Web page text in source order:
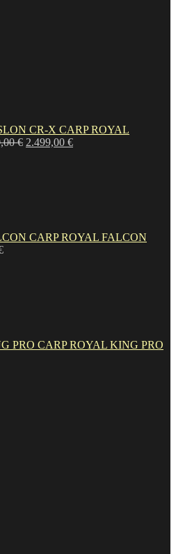
CARP ROYAL
€ Ursprünglicher
2.499,00 €Aktueller
CARP ROYAL FALCON
CARP ROYAL KING PRO